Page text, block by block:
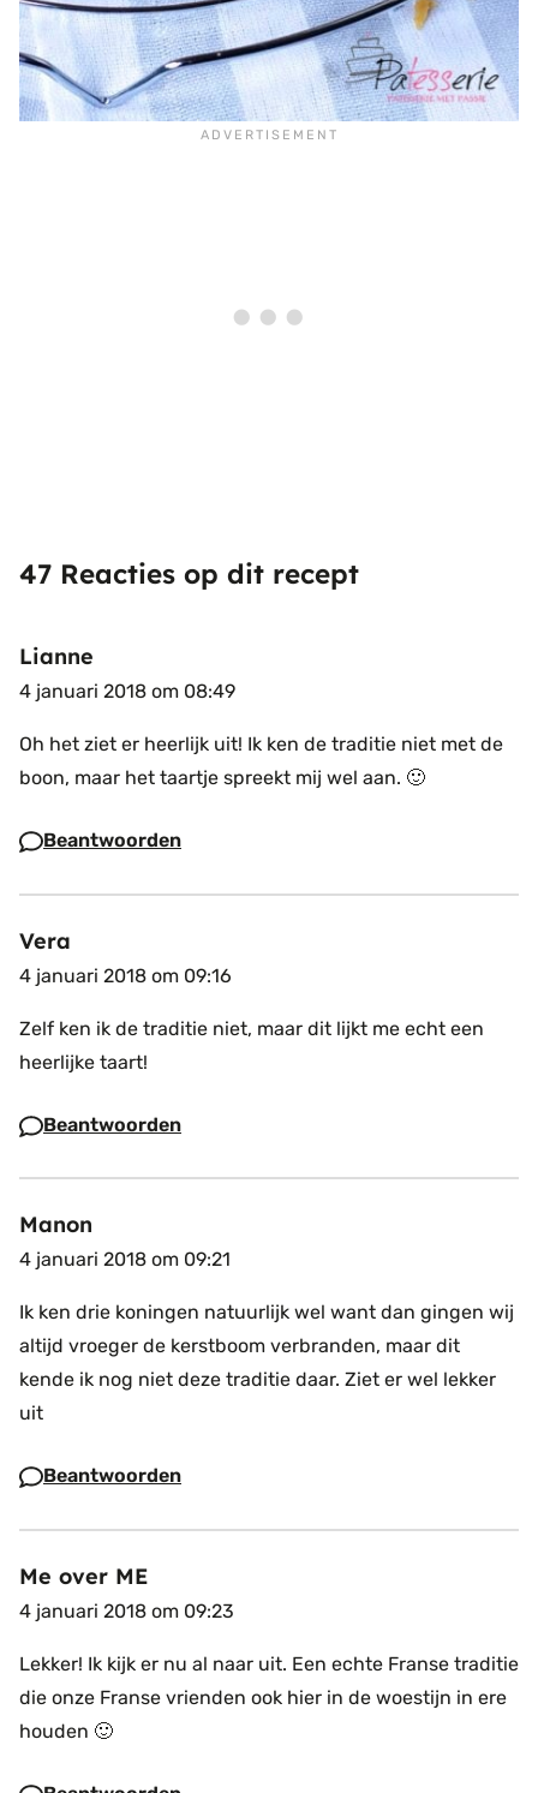
47 Reacties op dit recept
Lianne
4 januari 2018 om 08:49
Oh het ziet er heerlijk uit! Ik ken de traditie niet met de
boon, maar het taartje spreekt mij wel aan. 🙂
Beantwoorden
Vera
4 januari 2018 om 09:16
Zelf ken ik de traditie niet, maar dit lijkt me echt een
heerlijke taart!
Beantwoorden
Manon
4 januari 2018 om 09:21
Ik ken drie koningen natuurlijk wel want dan gingen wij
altijd vroeger de kerstboom verbranden, maar dit
kende ik nog niet deze traditie daar. Ziet er wel lekker
uit
Beantwoorden
Me over ME
4 januari 2018 om 09:23
Lekker! Ik kijk er nu al naar uit. Een echte Franse traditie
die onze Franse vrienden ook hier in de woestijn in ere
houden 🙂